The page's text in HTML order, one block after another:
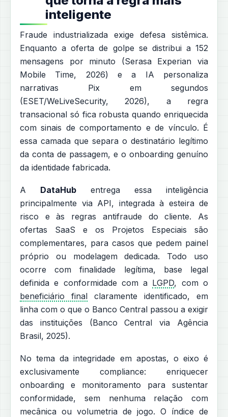
inteligente
Fraude industrializada exige defesa sistêmica.
Enquanto a oferta de golpe se distribui a 152
mensagens por minuto (Serasa Experian via
Mobile Time, 2026) e a IA personaliza
narrativas Pix em segundos
(ESET/WeLiveSecurity, 2026), a regra
transacional só fica robusta quando enriquecida
com sinais de comportamento e de vínculo. É
essa camada que separa o destinatário legítimo
da conta de passagem, e o onboarding genuíno
da identidade fabricada.
A DataHub entrega essa inteligência
principalmente via API, integrada à esteira de
risco e às regras antifraude do cliente. As
ofertas SaaS e os Projetos Especiais são
complementares, para casos que pedem painel
próprio ou modelagem dedicada. Todo uso
ocorre com finalidade legítima, base legal
definida e conformidade com a LGPD, com o
beneficiário final claramente identificado, em
linha com o que o Banco Central passou a exigir
das instituições (Banco Central via Agência
Brasil, 2025).
No tema da integridade em apostas, o eixo é
exclusivamente compliance: enriquecer
onboarding e monitoramento para sustentar
conformidade, sem nenhuma relação com
mecânica ou volumetria de jogo. O índice de